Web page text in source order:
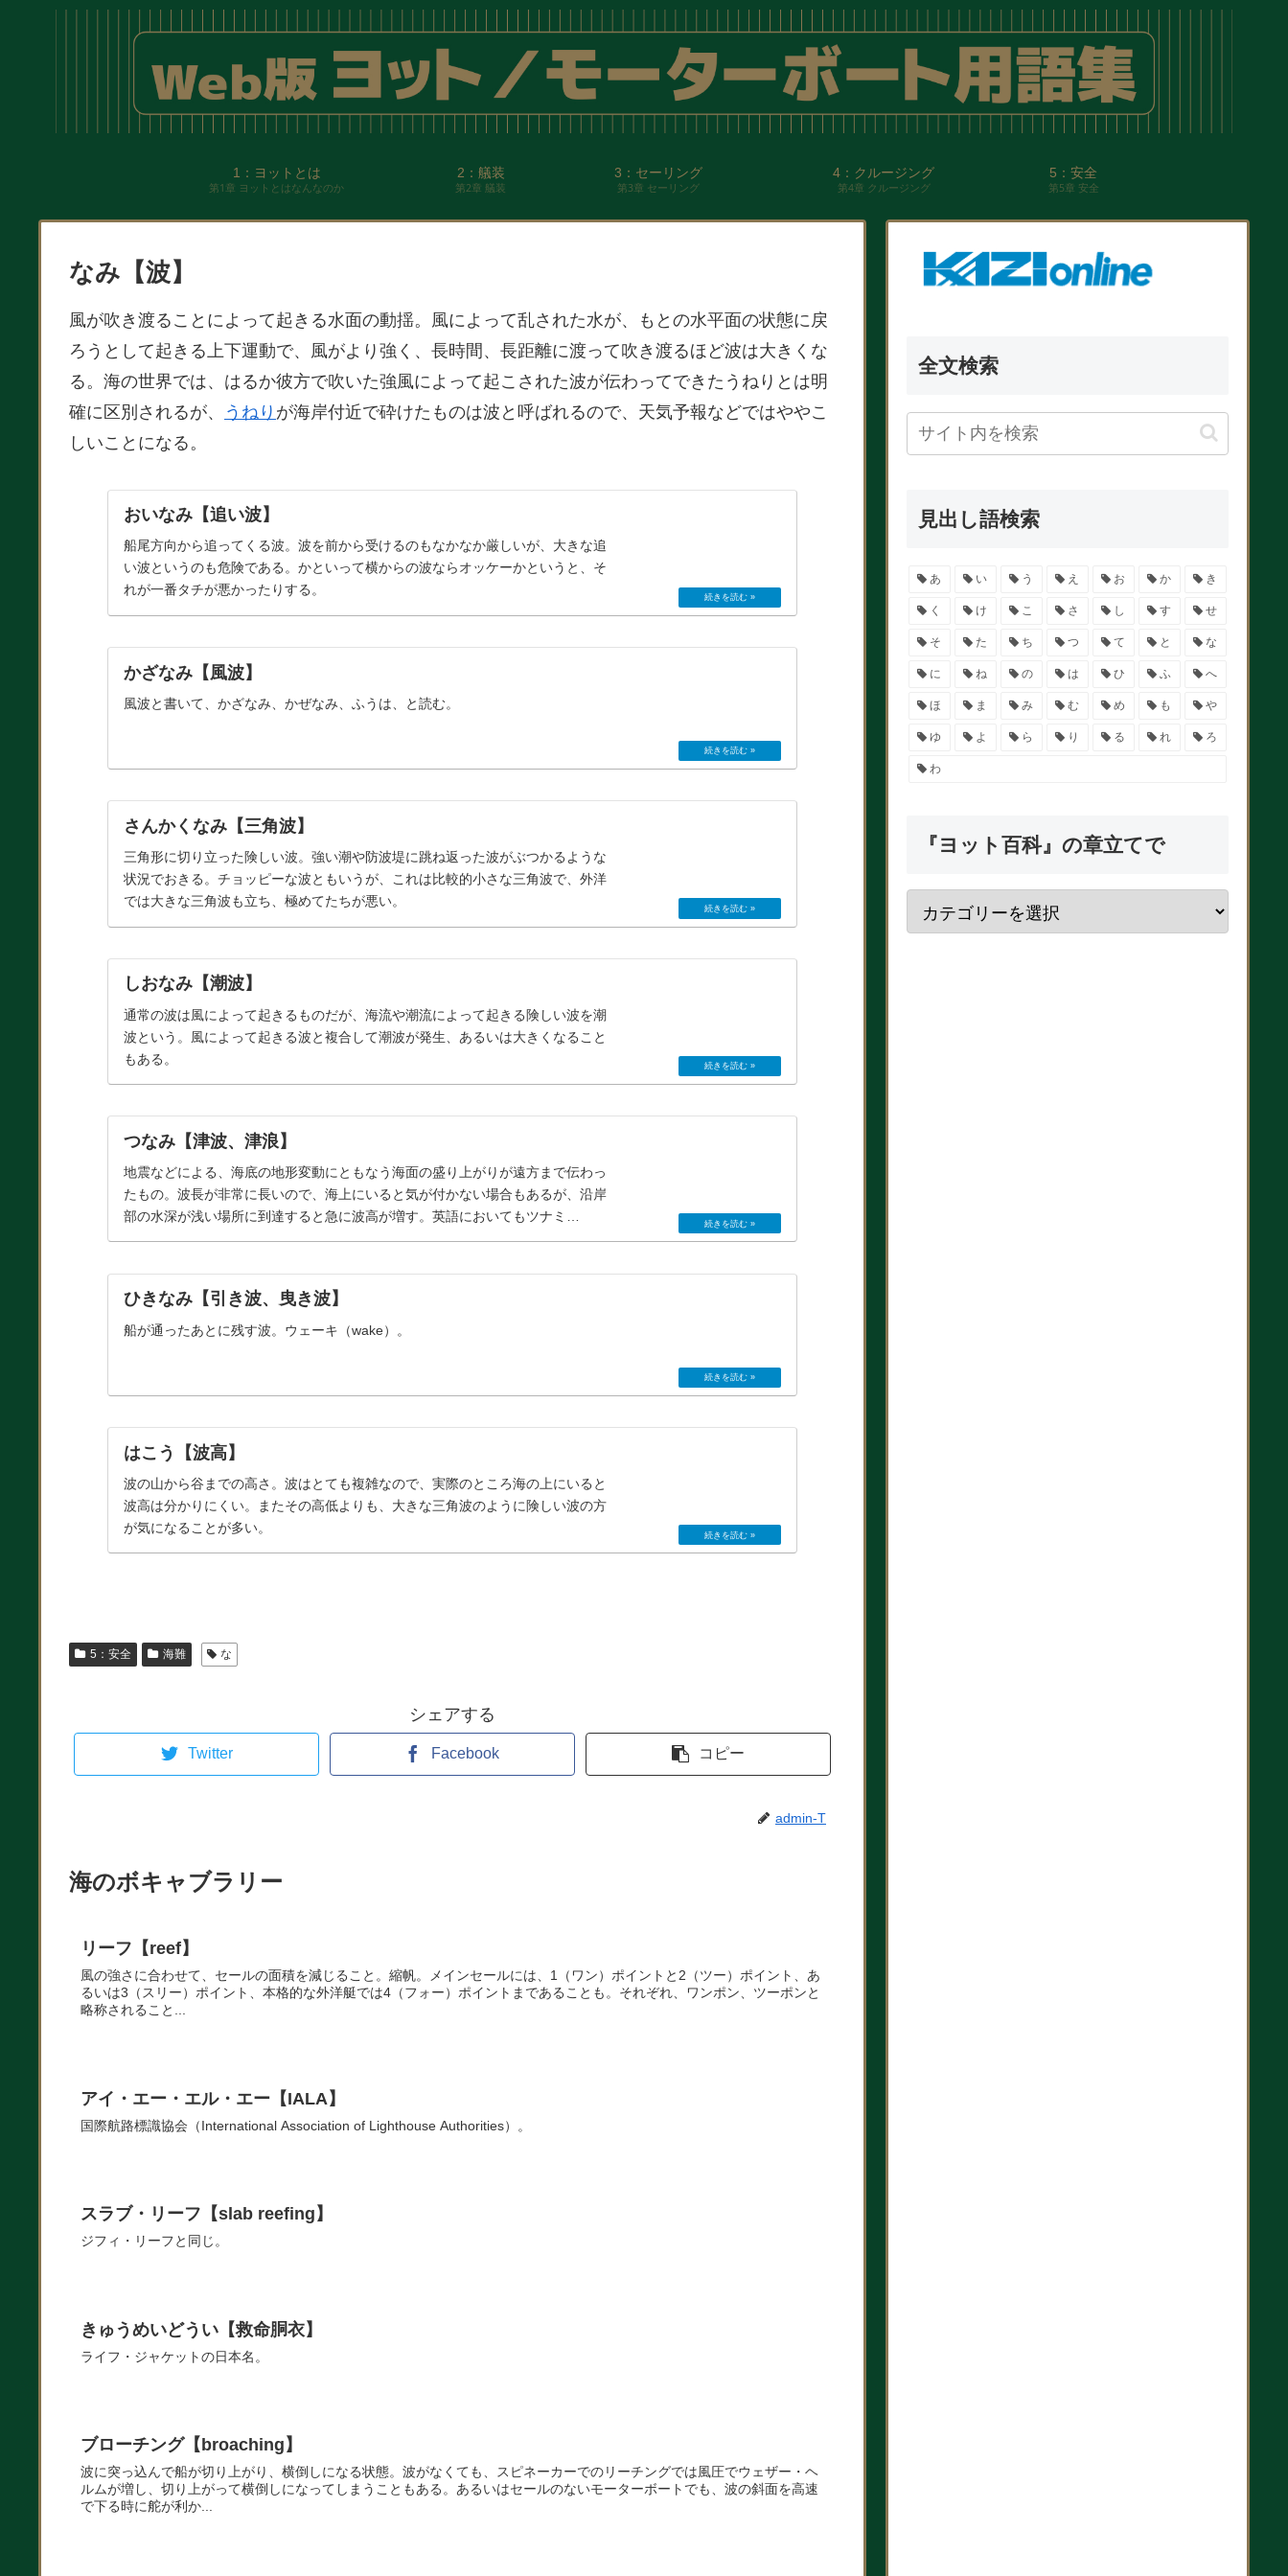
1：ヨットとは
第1章 ヨットとはなんなのか
2：艤装
第2章 艤装
3：セーリング
第3章 セーリング
4：クルージング
第4章 クルージング
5：安全
第5章 安全
なみ【波】
風が吹き渡ることによって起きる水面の動揺。風によって乱された水が、もとの水平面の状態に戻
ろうとして起きる上下運動で、風がより強く、長時間、長距離に渡って吹き渡るほど波は大きくな
る。海の世界では、はるか彼方で吹いた強風によって起こされた波が伝わってできたうねりとは明
確に区別されるが、
うねり が海岸付近で砕けたものは波と呼ばれるので、天気予報などではややこ
しいことになる。
おいなみ【追い波】
船尾方向から追ってくる波。波を前から受けるのもなかなか厳しいが、大きな追
い波というのも危険である。かといって横からの波ならオッケーかというと、そ
れが一番タチが悪かったりする。
かざなみ【風波】
風波と書いて、かざなみ、かぜなみ、ふうは、と読む。
さんかくなみ【三角波】
三角形に切り立った険しい波。強い潮や防波堤に跳ね返った波がぶつかるような
状況でおきる。チョッピーな波ともいうが、これは比較的小さな三角波で、外洋
では大きな三角波も立ち、極めてたちが悪い。
しおなみ【潮波】
通常の波は風によって起きるものだが、海流や潮流によって起きる険しい波を潮
波という。風によって起きる波と複合して潮波が発生、あるいは大きくなること
もある。
つなみ【津波、津浪】
地震などによる、海底の地形変動にともなう海面の盛り上がりが遠方まで伝わっ
たもの。波長が非常に長いので、海上にいると気が付かない場合もあるが、沿岸
部の水深が浅い場所に到達すると急に波高が増す。英語においてもツナミ
（tsunami）。
ひきなみ【引き波、曳き波】
船が通ったあとに残す波。ウェーキ（wake）。
はこう【波高】
波の山から谷までの高さ。波はとても複雑なので、実際のところ海の上にいると
波高は分かりにくい。またその高低よりも、大きな三角波のように険しい波の方
が気になることが多い。
5：安全 海難 な
シェアする
Twitter Facebook コピー
admin-T
海のボキャブラリー
リーフ【reef】
風の強さに合わせて、セールの面積を減じること。縮帆。メインセールには、1（ワン）ポイントと2（ツー）ポイント、あ
るいは3（スリー）ポイント、本格的な外洋艇では4（フォー）ポイントまであることも。それぞれ、ワンポン、ツーポンと
略称されること...
アイ・エー・エル・エー【IALA】
国際航路標識協会（International Association of Lighthouse Authorities）。
スラブ・リーフ【slab reefing】
ジフィ・リーフと同じ。
きゅうめいどうい【救命胴衣】
ライフ・ジャケットの日本名。
ブローチング【broaching】
波に突っ込んで船が切り上がり、横倒しになる状態。波がなくても、スピネーカーでのリーチングでは風圧でウェザー・ヘ
ルムが増し、切り上がって横倒しになってしまうこともある。あるいはセールのないモーターボートでも、波の斜面を高速
で下る時に舵が利か...
全文検索
見出し語検索
あ い う え お か き
く け こ さ し す せ
そ た ち つ て と な
に ね の は ひ ふ へ
ほ ま み む め も や
ゆ よ ら り る れ ろ
わ
『ヨット百科』の章立てで